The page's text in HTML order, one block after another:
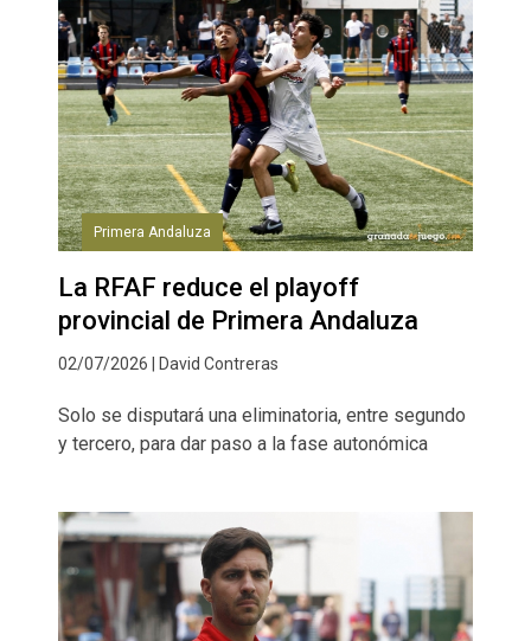
Primera Andaluza
La RFAF reduce el playoff
provincial de Primera Andaluza
02/07/2026 | David Contreras
Solo se disputará una eliminatoria, entre segundo
y tercero, para dar paso a la fase autonómica